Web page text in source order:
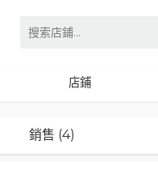
店鋪
銷售 (4)